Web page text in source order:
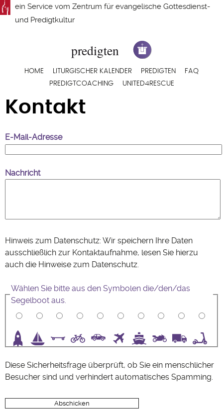
Direkt
zum
ein Service vom Zentrum für evangelische Gottesdienst-
und Predigtkultur
Hauptnavigation
HOME LITURGISCHER KALENDER PREDIGTEN
FAQ
PREDIGTCOACHING
UNITED4RESCUE
Kontakt
E-Mail-Adresse
Nachricht
Hinweis zum Datenschutz: Wir speichern Ihre Daten
ausschließlich zur Kontaktaufnahme, lesen Sie hierzu
auch die Hinweise zum Datenschutz.
Wählen Sie bitte aus den Symbolen die/den/das
Segelboot aus.
Diese Sicherheitsfrage überprüft, ob Sie ein menschlicher
Besucher sind und verhindert automatisches Spamming.